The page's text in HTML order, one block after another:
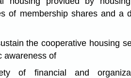
of membership shares and a
the cooperative housing
awareness of
of financial and